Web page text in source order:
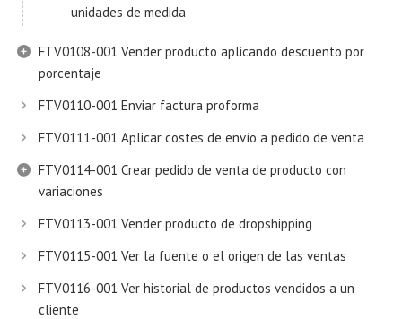
unidades de medida
FTV0108-001 Vender producto aplicando descuento por
porcentaje
FTV0110-001 Enviar factura proforma
FTV0111-001 Aplicar costes de envío a pedido de venta
FTV0114-001 Crear pedido de venta de producto con
variaciones
FTV0113-001 Vender producto de dropshipping
FTV0115-001 Ver la fuente o el origen de las ventas
FTV0116-001 Ver historial de productos vendidos a un
cliente